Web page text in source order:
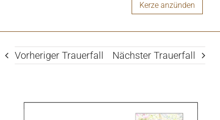
Kerze anzünden
Vorheriger Trauerfall Nächster Trauerfall